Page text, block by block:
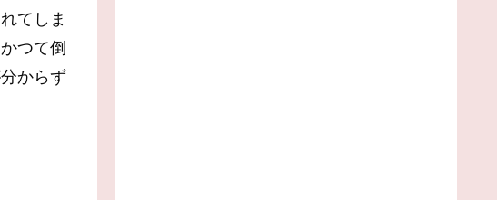
てしま
つて倒
からず